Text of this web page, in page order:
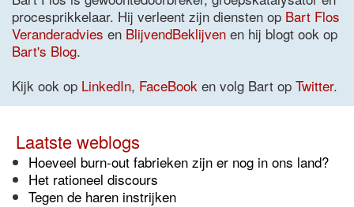
procesprikkelaar. Hij verleent zijn diensten op Bart Flos
Veranderadvies en BlijvendBeklijven en hij blogt ook op
Bart's Blog.
Kijk ook op LinkedIn, FaceBook en volg Bart op Twitter.
Laatste weblogs
Hoeveel burn-out fabrieken zijn er nog in ons land?
Het rationeel discours
Tegen de haren instrijken